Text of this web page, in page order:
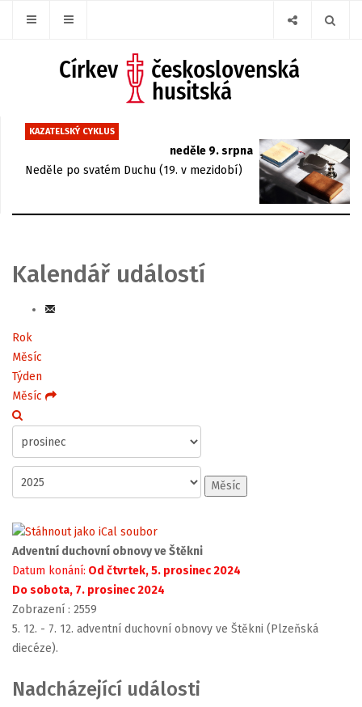
KAZATELSKÝ CYKLUS
neděle 9. srpna
Neděle po svatém Duchu (19. v mezidobí)
Kalendář událostí
Rok
Měsíc
Týden
Měsíc
Měsíc
Adventní duchovní obnovy ve Štěkni
Datum konání: Od čtvrtek, 5. prosinec 2024
Do sobota, 7. prosinec 2024
Zobrazení : 2559
5. 12. - 7. 12. adventní duchovní obnovy ve Štěkni (Plzeňská
diecéze).
Nadcházející události